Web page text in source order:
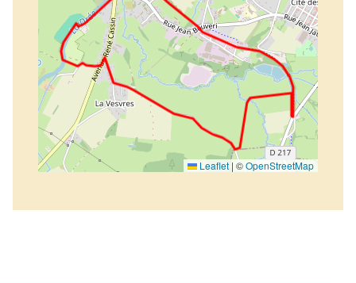
Leaflet | ©OpenStreetMap